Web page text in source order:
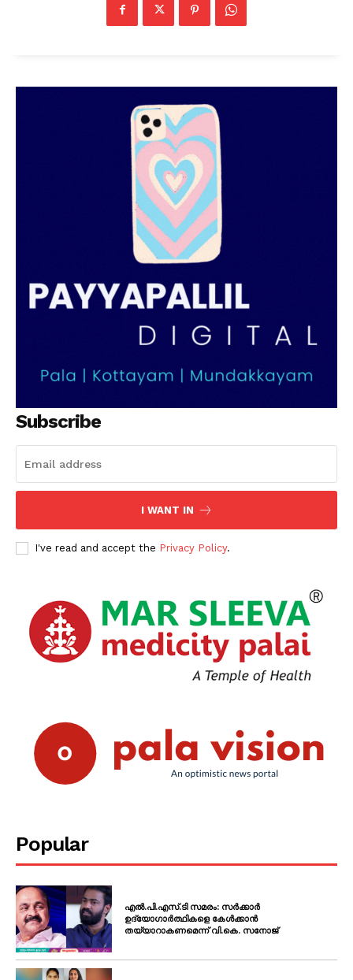
Subscribe
I WANT IN
I've read and accept the Privacy Policy.
Popular
എൽ.പി.എസ്.ടി സമരം: സർക്കാർ
ഉദ്യോഗാർത്ഥികളെ കേൾക്കാൻ
തയ്യാറാകണമെന്ന് വി.കെ. സനോജ്